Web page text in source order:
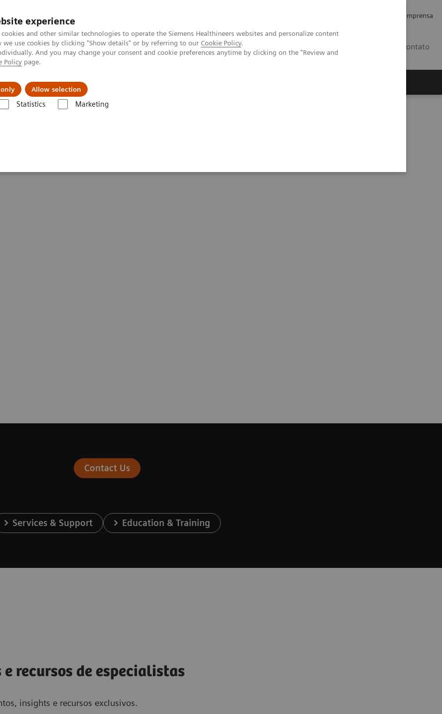
experience
and other similar technologies to operate the Siemens Healthineers websites and personalize content
use cookies by clicking "Show details" or by referring to our Cookie Policy.
And you may change your consent and cookie preferences anytime by clicking on the "Review and
Policy page.
Allow selection
Statistics Marketing
Imprensa
Contato
Serviços de pós-venda
Contact Us
Services & Support Education & Training
recursos de especialistas
insights e recursos exclusivos.